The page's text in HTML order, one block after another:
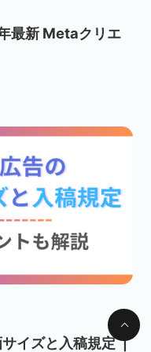
最新 Metaクリエ
イズと入稿規定 ❘